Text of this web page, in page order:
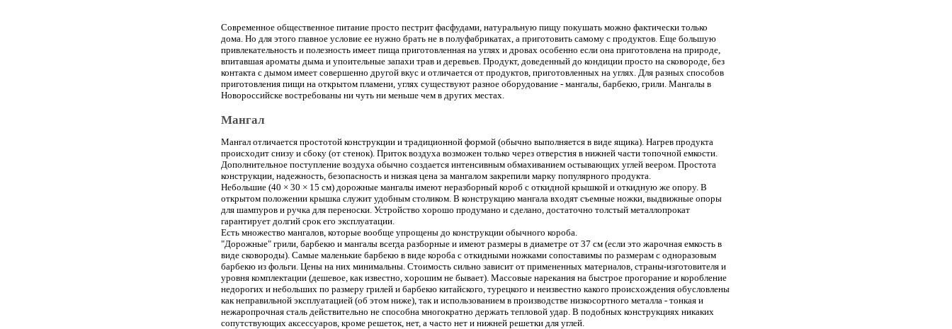
Современное общественное питание просто пестрит фасфудами, натуральную пищу покушать можно фактически только
дома. Но для этого главное условие ее нужно брать не в полуфабрикатах, а приготовить самому с продуктов. Еще большую
привлекательность и полезность имеет пища приготовленная на углях и дровах особенно если она приготовлена на природе,
впитавшая ароматы дыма и упоительные запахи трав и деревьев. Продукт, доведенный до кондиции просто на сковороде, без
контакта с дымом имеет совершенно другой вкус и отличается от продуктов, приготовленных на углях. Для разных способов
приготовления пищи на открытом пламени, углях существуют разное оборудование - мангалы, барбекю, грили. Мангалы в
Новороссийске востребованы ни чуть ни меньше чем в других местах.
Мангал
Мангал отличается простотой конструкции и традиционной формой (обычно выполняется в виде ящика). Нагрев продукта
происходит снизу и сбоку (от стенок). Приток воздуха возможен только через отверстия в нижней части топочной емкости.
Дополнительное поступление воздуха обычно создается интенсивным обмахиванием остывающих углей веером. Простота
конструкции, надежность, безопасность и низкая цена за мангалом закрепили марку популярного продукта.
Небольшие (40 × 30 × 15 см) дорожные мангалы имеют неразборный короб с откидной крышкой и откидную же опору. В
открытом положении крышка служит удобным столиком. В конструкцию мангала входят съемные ножки, выдвижные опоры
для шампуров и ручка для переноски. Устройство хорошо продумано и сделано, достаточно толстый металлопрокат
гарантирует долгий срок его эксплуатации.
Есть множество мангалов, которые вообще упрощены до конструкции обычного короба.
"Дорожные" грили, барбекю и мангалы всегда разборные и имеют размеры в диаметре от 37 см (если это жарочная емкость в
виде сковороды). Самые маленькие барбекю в виде короба с откидными ножками сопоставимы по размерам с одноразовым
барбекю из фольги. Цены на них минимальны. Стоимость сильно зависит от примененных материалов, страны-изготовителя и
уровня комплектации (дешевое, как известно, хорошим не бывает). Массовые нарекания на быстрое прогорание и коробление
недорогих и небольших по размеру грилей и барбекю китайского, турецкого и неизвестно какого происхождения обусловлены
как неправильной эксплуатацией (об этом ниже), так и использованием в производстве низкосортного металла - тонкая и
нежаропрочная сталь действительно не способна многократно держать тепловой удар. В подобных конструкциях никаких
сопутствующих аксессуаров, кроме решеток, нет, а часто нет и нижней решетки для углей.